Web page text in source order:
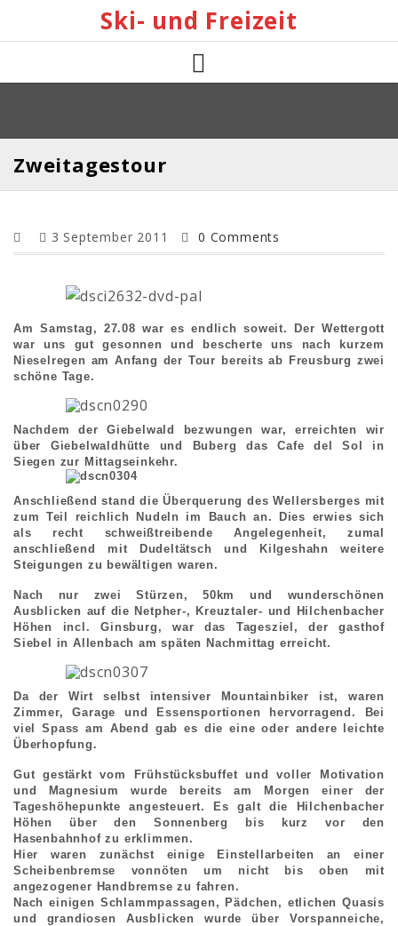
Ski- und Freizeit
Zweitagestour
3 September 2011 0 Comments
Am Samstag, 27.08 war es endlich soweit. Der Wettergott
war uns gut gesonnen und bescherte uns nach kurzem
Nieselregen am Anfang der Tour bereits ab Freusburg zwei
schöne Tage.
Nachdem der Giebelwald bezwungen war, erreichten wir
über Giebelwaldhütte und Buberg das Cafe del Sol in
Siegen zur Mittagseinkehr.
Anschließend stand die Überquerung des Wellersberges mit
zum Teil reichlich Nudeln im Bauch an. Dies erwies sich
als recht schweißtreibende Angelegenheit, zumal
anschließend mit Dudeltätsch und Kilgeshahn weitere
Steigungen zu bewältigen waren.
Nach nur zwei Stürzen, 50km und wunderschönen
Ausblicken auf die Netpher-, Kreuztaler- und Hilchenbacher
Höhen incl. Ginsburg, war das Tagesziel, der gasthof
Siebel in Allenbach am späten Nachmittag erreicht.
Da der Wirt selbst intensiver Mountainbiker ist, waren
Zimmer, Garage und Essensportionen hervorragend. Bei
viel Spass am Abend gab es die eine oder andere leichte
Überhopfung.
Gut gestärkt vom Frühstücksbuffet und voller Motivation
und Magnesium wurde bereits am Morgen einer der
Tageshöhepunkte angesteuert. Es galt die Hilchenbacher
Höhen über den Sonnenberg bis kurz vor den
Hasenbahnhof zu erklimmen.
Hier waren zunächst einige Einstellarbeiten an einer
Scheibenbremse vonnöten um nicht bis oben mit
angezogener Handbremse zu fahren.
Nach einigen Schlammpassagen, Pädchen, etlichen Quasis
und grandiosen Ausblicken wurde über Vorspanneiche,